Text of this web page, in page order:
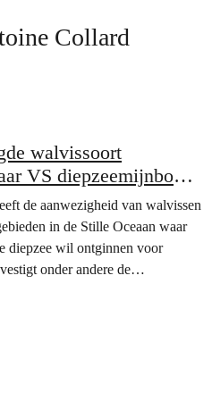
Collard
walvissoort
VS diepzeemijnbouw
de aanwezigheid van walvissen
in de Stille Oceaan waar
diepzee wil ontginnen voor
onder andere de
op de IUCN Rode Lijst van
voor meer wetenschappelijke…